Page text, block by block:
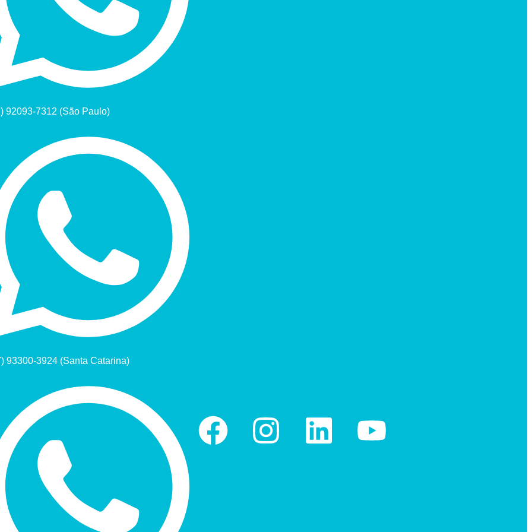
92093-7312 (São Paulo)
93300-3924 (Santa Catarina)